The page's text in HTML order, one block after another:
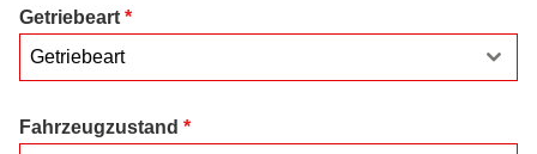
Getriebeart *
Getriebeart
Fahrzeugzustand *